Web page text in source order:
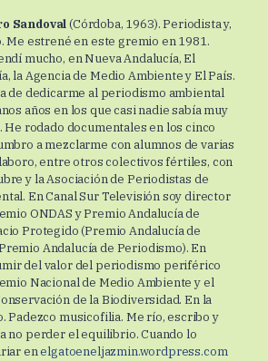
Sandoval(Córdoba, 1963). Periodista y,
Me estrené en este gremio en 1981.
mucho, en Nueva Andalucía, El
la Agencia de Medio Ambiente y El País.
de dedicarme al periodismo ambiental
años en los que casi nadie sabía muy
He rodado documentales en los cinco
a mezclarme con alumnos de varias
entre otros colectivos fértiles, con
y la Asociación de Periodistas de
En Canal Sur Televisión soy director
ONDAS y Premio Andalucía de
Protegido (Premio Andalucía de
Andalucía de Periodismo). En
del valor del periodismo periférico
Nacional de Medio Ambiente y el
de la Biodiversidad. En la
Padezco musicofilia. Me río, escribo y
no perder el equilibrio. Cuando lo
enelgatoeneljazmin.wordpress.com